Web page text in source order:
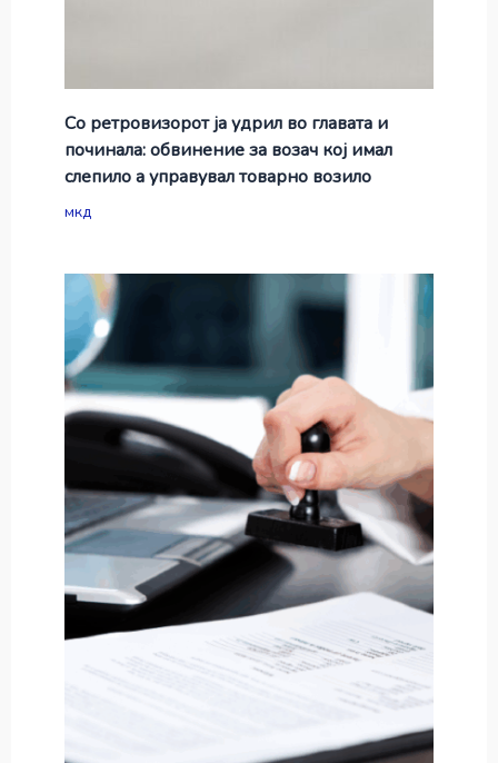
Со ретровизорот ја удрил во главата и
починала: обвинение за возач кој имал
слепило а управувал товарно возило
мкд